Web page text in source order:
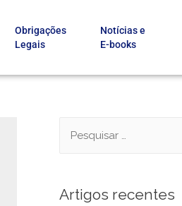
Obrigações
Legais
Notícias e
E-books
Artigos recentes